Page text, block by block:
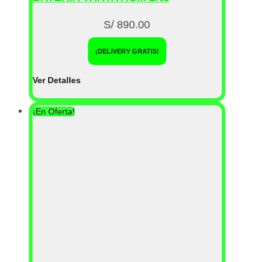
S/ 890.00
¡DELIVERY GRATIS!
Ver Detalles
¡En Oferta!